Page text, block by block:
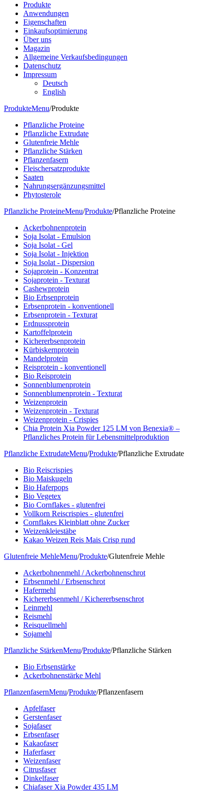
Produkte
Anwendungen
Eigenschaften
Einkaufsoptimierung
Über uns
Magazin
Allgemeine Verkaufsbedingungen
Datenschutz
Impressum
Deutsch
English
ProdukteMenu/Produkte
Pflanzliche Proteine
Pflanzliche Extrudate
Glutenfreie Mehle
Pflanzliche Stärken
Pflanzenfasern
Fleischersatzprodukte
Saaten
Nahrungsergänzungsmittel
Phytosterole
Pflanzliche ProteineMenu/Produkte/Pflanzliche Proteine
Ackerbohnenprotein
Soja Isolat - Emulsion
Soja Isolat - Gel
Soja Isolat - Injektion
Soja Isolat - Dispersion
Sojaprotein - Konzentrat
Sojaprotein - Texturat
Cashewprotein
Bio Erbsenprotein
Erbsenprotein - konventionell
Erbsenprotein - Texturat
Erdnussprotein
Kartoffelprotein
Kichererbsenprotein
Kürbiskernprotein
Mandelprotein
Reisprotein - konventionell
Bio Reisprotein
Sonnenblumenprotein
Sonnenblumenprotein - Texturat
Weizenprotein
Weizenprotein - Texturat
Weizenprotein - Crispies
Chia Protein Xia Powder 125 LM von Benexia® –
Pflanzliches Protein für Lebensmittelproduktion
Pflanzliche ExtrudateMenu/Produkte/Pflanzliche Extrudate
Bio Reiscrispies
Bio Maiskugeln
Bio Haferpops
Bio Vegetex
Bio Cornflakes - glutenfrei
Vollkorn Reiscrispies - glutenfrei
Cornflakes Kleinblatt ohne Zucker
Weizenkleiestäbe
Kakao Weizen Reis Mais Crisp rund
Glutenfreie MehleMenu/Produkte/Glutenfreie Mehle
Ackerbohnenmehl / Ackerbohnenschrot
Erbsenmehl / Erbsenschrot
Hafermehl
Kichererbsenmehl / Kichererbsenschrot
Leinmehl
Reismehl
Reisquellmehl
Sojamehl
Pflanzliche StärkenMenu/Produkte/Pflanzliche Stärken
Bio Erbsenstärke
Ackerbohnenstärke Mehl
PflanzenfasernMenu/Produkte/Pflanzenfasern
Apfelfaser
Gerstenfaser
Sojafaser
Erbsenfaser
Kakaofaser
Haferfaser
Weizenfaser
Citrusfaser
Dinkelfaser
Chiafaser Xia Powder 435 LM